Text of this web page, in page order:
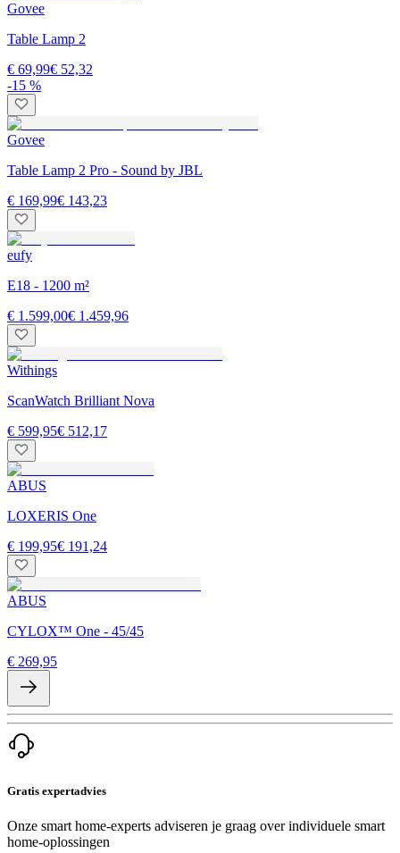
Govee
Table Lamp 2
€ 69,99€ 52,32
-15 %
Govee
Table Lamp 2 Pro - Sound by JBL
€ 169,99€ 143,23
eufy
E18 - 1200 m²
€ 1.599,00€ 1.459,96
Withings
ScanWatch Brilliant Nova
€ 599,95€ 512,17
ABUS
LOXERIS One
€ 199,95€ 191,24
ABUS
CYLOX™ One - 45/45
€ 269,95
Gratis expertadvies
Onze smart home-experts adviseren je graag over individuele smart
home-oplossingen